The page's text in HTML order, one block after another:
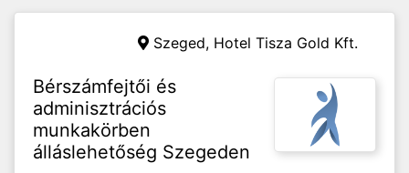
Szeged, Hotel Tisza Gold Kft.
Bérszámfejtői és
adminisztrációs
munkakörben
álláslehetőség Szegeden